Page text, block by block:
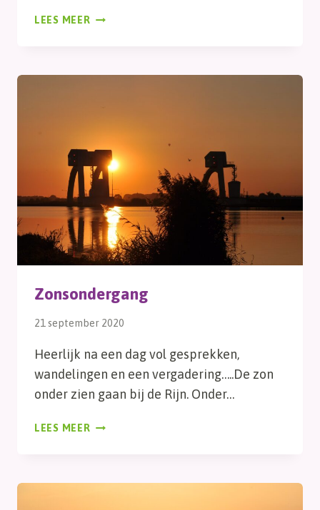
LEES MEER ZON
Zonsondergang
21 september 2020
Heerlijk na een dag vol gesprekken,
wandelingen en een vergadering…..De zon
onder zien gaan bij de Rijn. Onder…
LEES MEER ZONSONDERGANG